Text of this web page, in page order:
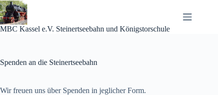
Zum
Inhalt
springen
MBC Kassel e.V. Steinertseebahn und Königstorschule
Spenden an die Steinertseebahn
Wir freuen uns über Spenden in jeglicher Form.